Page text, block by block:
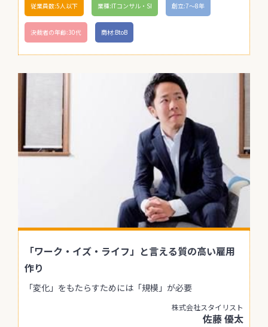
従業員数:5人以下 業種:ITコンサル・SI 創立:7〜8年
決裁者の年齢:30代 商材:BtoB
「ワーク・イズ・ライフ」と言える質の高い雇用
作り
「変化」をもたらすためには「規模」が必要
株式会社スタイリスト
佐藤 優太